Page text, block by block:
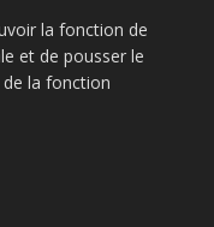
la fonction de
et de pousser le
la fonction